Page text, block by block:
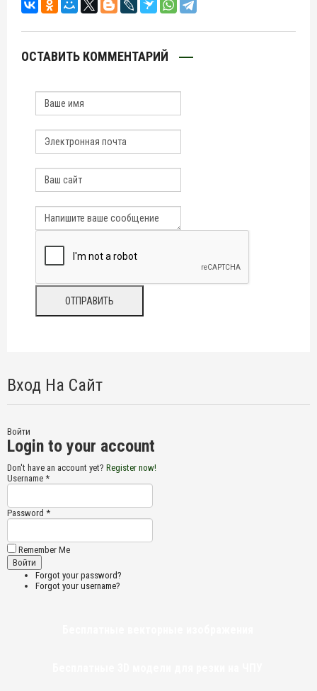
ОСТАВИТЬ КОММЕНТАРИЙ
Вход На Сайт
Войти
Login to your account
Don't have an account yet? Register now!
Username *
Password *
Remember Me
Forgot your password?
Forgot your username?